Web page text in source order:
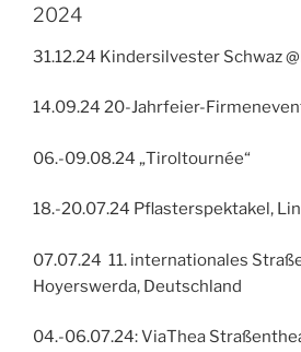
2024
31.12.24 Kindersilvester Schwaz
14.09.24 20-Jahrfeier-
06.-09.08.24 „Tiroltournée“
18.-20.07.24 Pflasterspektakel,
07.07.24 11. internationales
Hoyerswerda, Deutschland
04.-06.07.24: ViaThea